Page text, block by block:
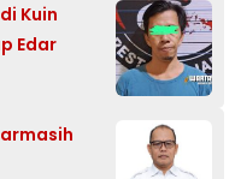
Kuin
Edar